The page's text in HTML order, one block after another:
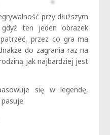
przy dłuższym
ten jeden obrazek
przez co gra ma
do zagrania raz na
jak najbardziej jest
się w legendę,